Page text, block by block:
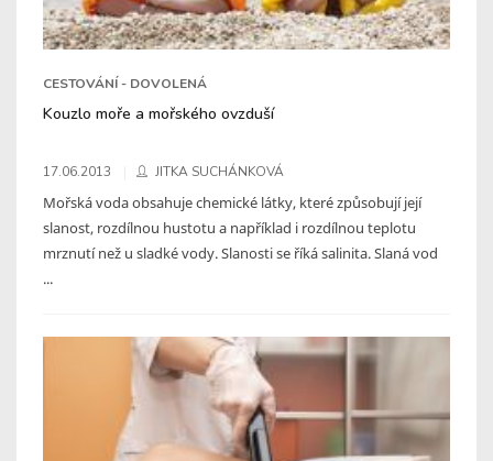
CESTOVÁNÍ - DOVOLENÁ
Kouzlo moře a mořského ovzduší
17.06.2013 JITKA SUCHÁNKOVÁ
Mořská voda obsahuje chemické látky, které způsobují její
slanost, rozdílnou hustotu a například i rozdílnou teplotu
mrznutí než u sladké vody. Slanosti se říká salinita. Slaná vod
...